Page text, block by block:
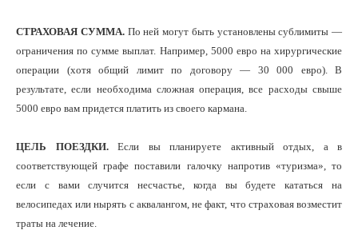
СТРАХОВАЯ СУММА.По ней могут быть установлены сублимиты —
ограничения по сумме выплат. Например, 5000 евро на хирургические
операции (хотя общий лимит по договору — 30 000 евро). В
результате, если необходима сложная операция, все расходы свыше
5000 евро вам придется платить из своего кармана.
ЦЕЛЬ ПОЕЗДКИ.Если вы планируете активный отдых, а в
соответствующей графе поставили галочку напротив «туризма», то
если с вами случится несчастье, когда вы будете кататься на
велосипедах или нырять с аквалангом, не факт, что страховая возместит
траты на лечение.